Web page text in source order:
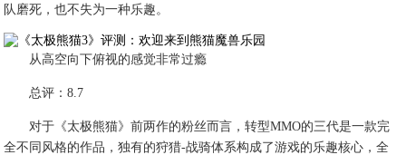
队磨死，也不失为一种乐趣。
从高空向下俯视的感觉非常过瘾
总评：8.7
对于《太极熊猫》前两作的粉丝而言，转型MMO的三代是一款完
全不同风格的作品，独有的狩猎-战骑体系构成了游戏的乐趣核心，全